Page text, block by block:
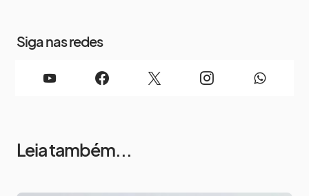
Siga nas redes
Leia também...